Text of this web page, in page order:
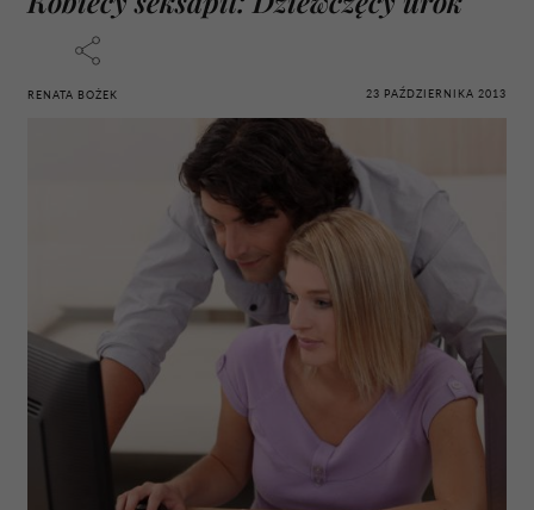
RENATA BOŻEK 23 PAŹDZIERNIKA 2013